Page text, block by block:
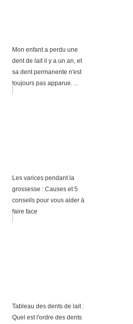
Mon enfant a perdu une
dent de lait il y a un an, et
sa dent permanente n'est
toujours pas apparue. ...
Les varices pendant la
grossesse : Causes et 5
conseils pour vous aider à
faire face
Tableau des dents de lait :
Quel est l'ordre des dents